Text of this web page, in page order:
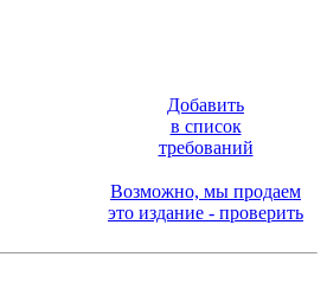
Добавить
в список
требований
Возможно, мы продаем
это издание - проверить